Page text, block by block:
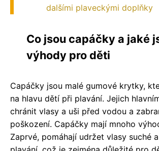
dalšími plaveckými doplňky
Co jsou capáčky a jaké
výhody pro děti
Capáčky jsou malé gumové krytky,
na hlavu dětí při plavání. Jejich
chránit vlasy a uši před vodou a
poškození. Capáčky mají mnoho
Zaprvé, pomáhají udržet vlasy suché